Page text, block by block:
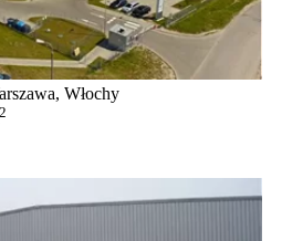
Włochy
2